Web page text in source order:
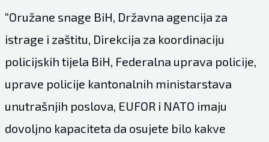
“Oružane snage BiH, Državna agencija za
istrage i zaštitu, Direkcija za koordinaciju
policijskih tijela BiH, Federalna uprava policije,
uprave policije kantonalnih ministarstava
unutrašnjih poslova, EUFOR i NATO imaju
dovoljno kapaciteta da osujete bilo kakve